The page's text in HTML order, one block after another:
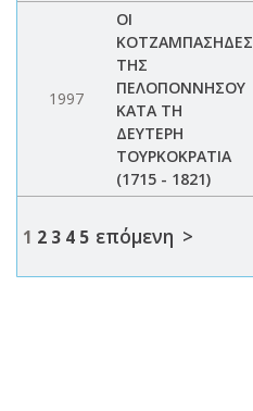
1997
ΟΙ
ΚΟΤΖΑΜΠΑΣΗΔΕΣ
ΤΗΣ
ΠΕΛΟΠΟΝΝΗΣΟΥ
ΚΑΤΑ ΤΗ
ΔΕΥΤΕΡΗ
ΤΟΥΡΚΟΚΡΑΤΙΑ
(1715 - 1821)
1 2 3 4 5 επόμενη >